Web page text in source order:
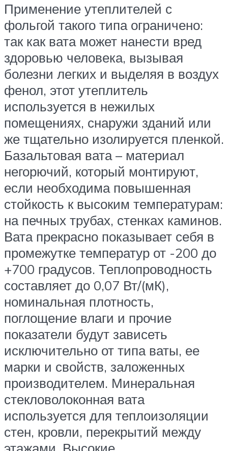
Применение утеплителей с
фольгой такого типа ограничено:
так как вата может нанести вред
здоровью человека, вызывая
болезни легких и выделяя в воздух
фенол, этот утеплитель
используется в нежилых
помещениях, снаружи зданий или
же тщательно изолируется пленкой.
Базальтовая вата – материал
негорючий, который монтируют,
если необходима повышенная
стойкость к высоким температурам:
на печных трубах, стенках каминов.
Вата прекрасно показывает себя в
промежутке температур от -200 до
+700 градусов. Теплопроводность
составляет до 0,07 Вт/(мК),
номинальная плотность,
поглощение влаги и прочие
показатели будут зависеть
исключительно от типа ваты, ее
марки и свойств, заложенных
производителем. Минеральная
стекловолоконная вата
используется для теплоизоляции
стен, кровли, перекрытий между